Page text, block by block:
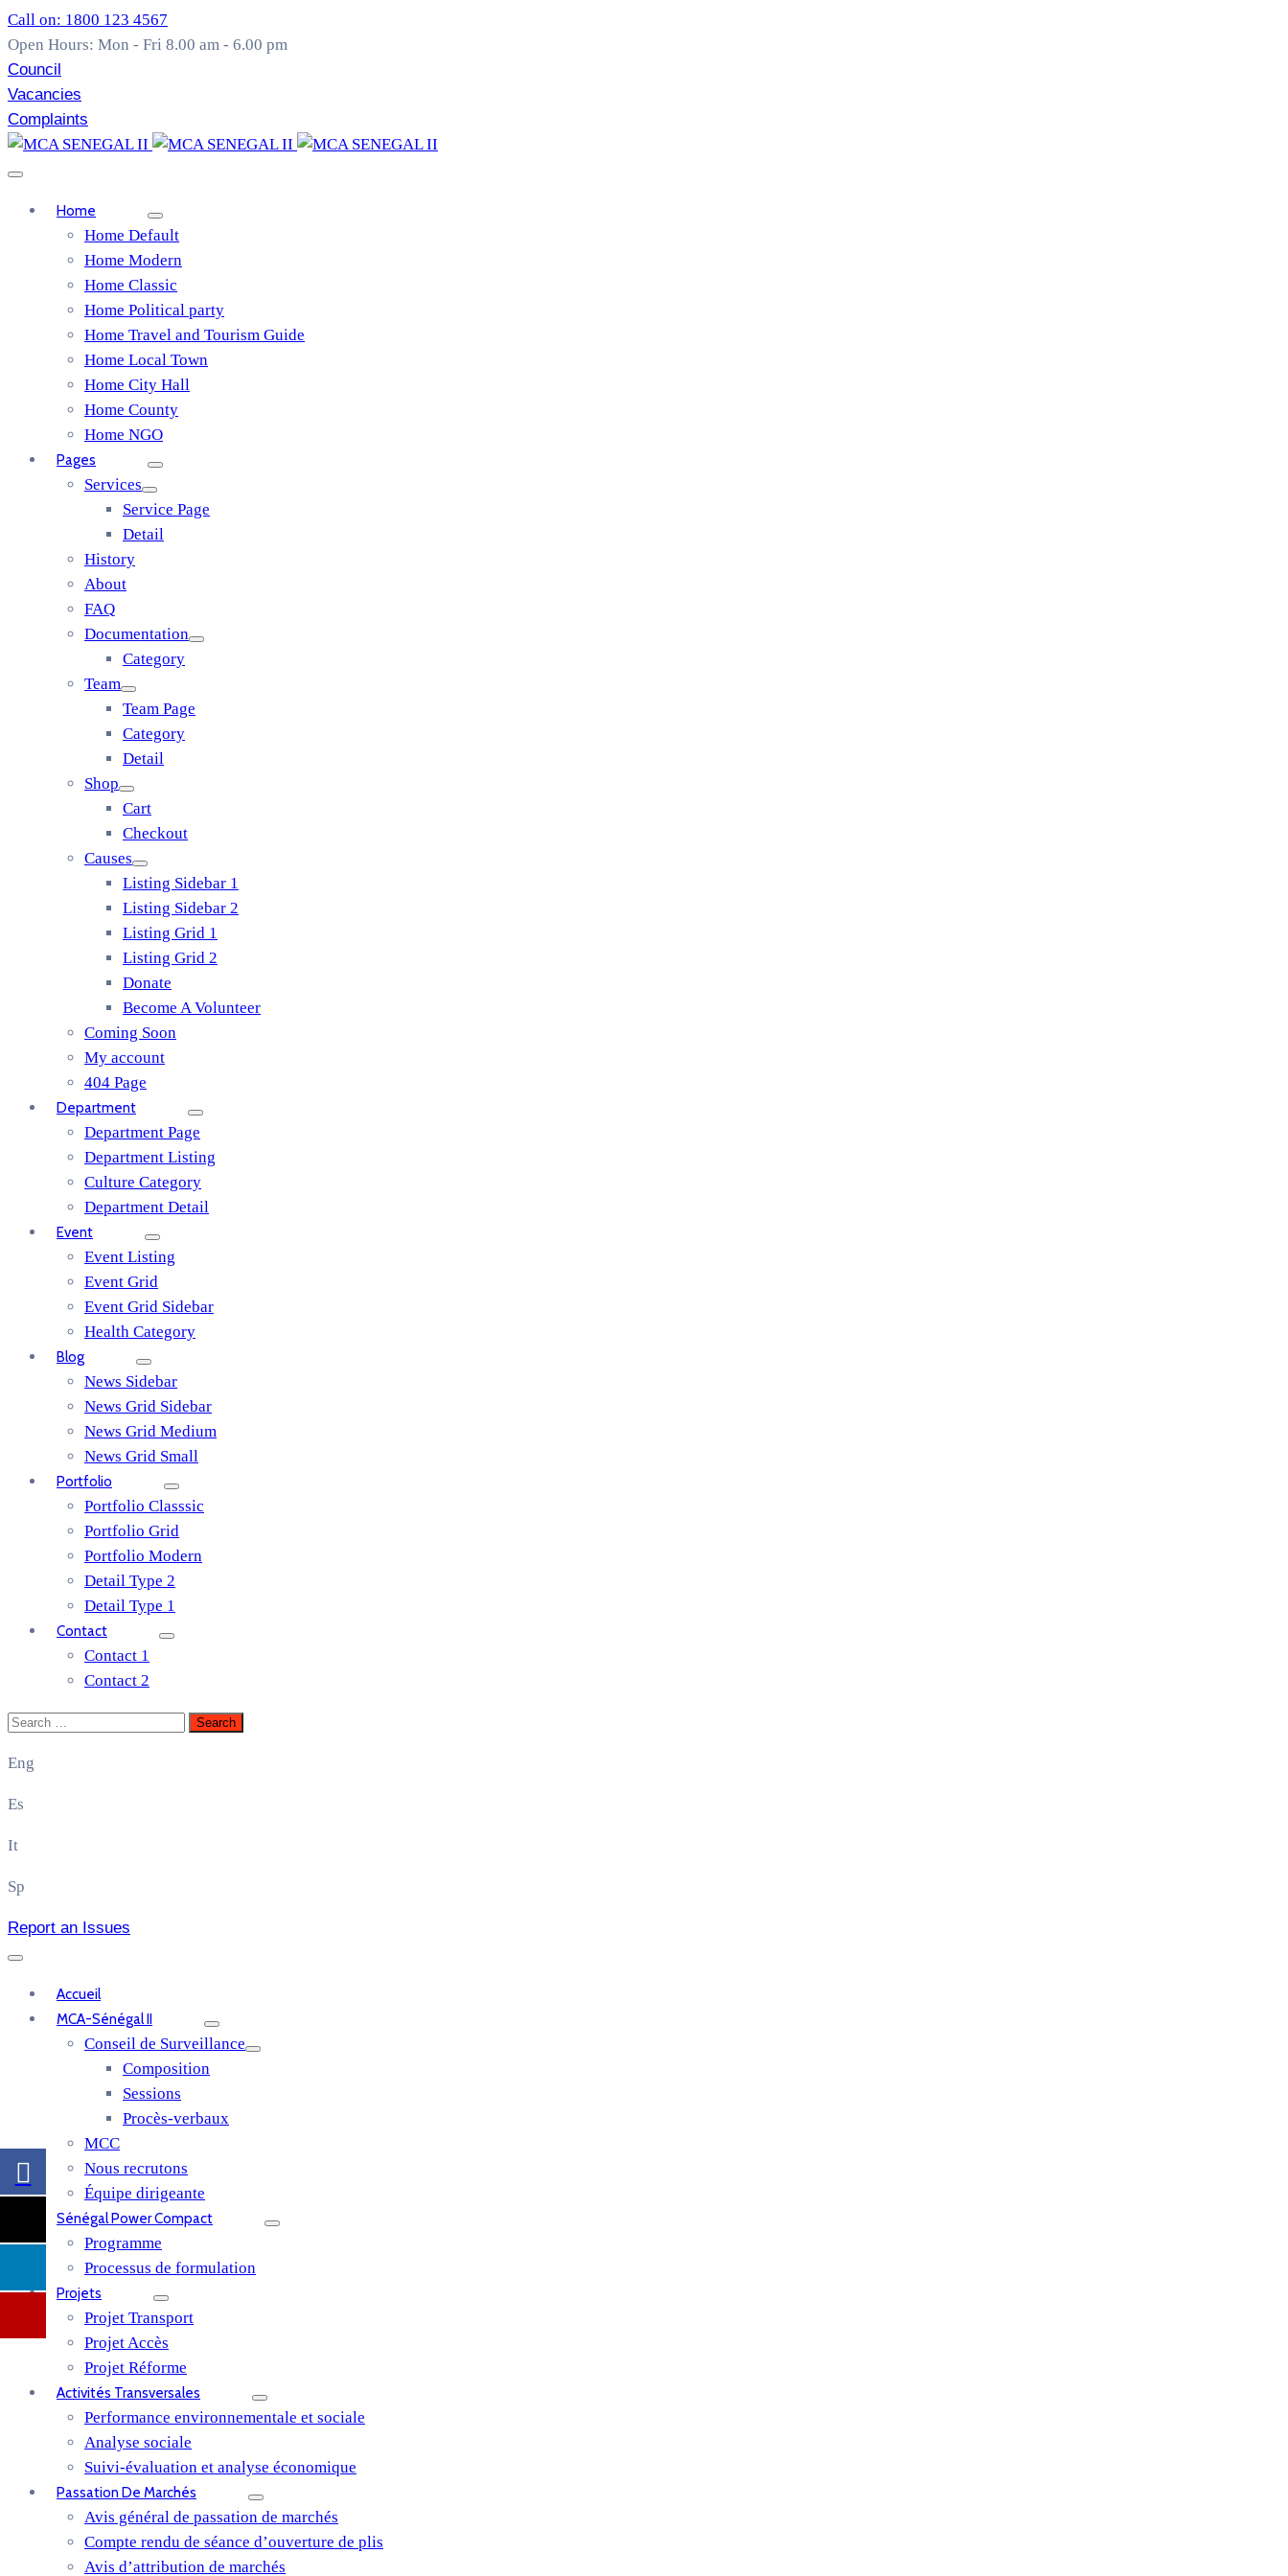
Call on: 1800 123 4567
Open Hours: Mon - Fri 8.00 am - 6.00 pm
Council
Vacancies
Complaints
Home
Home Default
Home Modern
Home Classic
Home Political party
Home Travel and Tourism Guide
Home Local Town
Home City Hall
Home County
Home NGO
Pages
Services
Service Page
Detail
History
About
FAQ
Documentation
Category
Team
Team Page
Category
Detail
Shop
Cart
Checkout
Causes
Listing Sidebar 1
Listing Sidebar 2
Listing Grid 1
Listing Grid 2
Donate
Become A Volunteer
Coming Soon
My account
404 Page
Department
Department Page
Department Listing
Culture Category
Department Detail
Event
Event Listing
Event Grid
Event Grid Sidebar
Health Category
Blog
News Sidebar
News Grid Sidebar
News Grid Medium
News Grid Small
Portfolio
Portfolio Classsic
Portfolio Grid
Portfolio Modern
Detail Type 2
Detail Type 1
Contact
Contact 1
Contact 2
Eng
Es
It
Sp
Report an Issues
Accueil
MCA-Sénégal II
Conseil de Surveillance
Composition
Sessions
Procès-verbaux
MCC
Nous recrutons
Équipe dirigeante
Sénégal Power Compact
Programme
Processus de formulation
Projets
Projet Transport
Projet Accès
Projet Réforme
Activités Transversales
Performance environnementale et sociale
Analyse sociale
Suivi-évaluation et analyse économique
Passation De Marchés
Avis général de passation de marchés
Compte rendu de séance d’ouverture de plis
Avis d’attribution de marchés